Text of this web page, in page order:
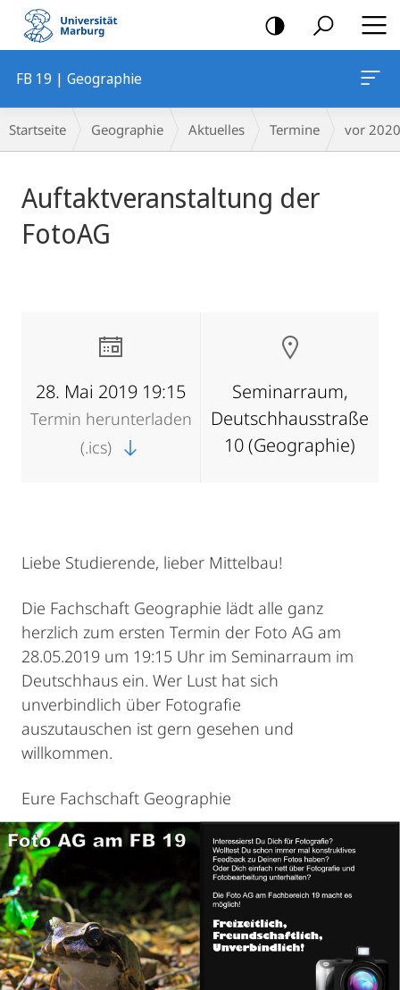
Mobile-
Navigation
FB 19 | Geographie
Breadcrumb-
Navigation
Startseite Geographie Aktuelles Termine vor 2020
Auftaktveranstaltung der
FotoAG
28. Mai 2019 19:15
Termin herunterladen
(.ics)
Seminarraum,
Deutschhausstraße
10 (Geographie)
Liebe Studierende, lieber Mittelbau!
Die Fachschaft Geographie lädt alle ganz
herzlich zum ersten Termin der Foto AG am
28.05.2019 um 19:15 Uhr im Seminarraum im
Deutschhaus ein. Wer Lust hat sich
unverbindlich über Fotografie
auszutauschen ist gern gesehen und
willkommen.
Eure Fachschaft Geographie